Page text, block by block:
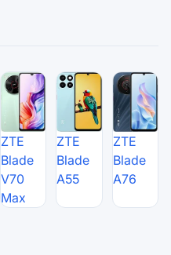
ZTE
Blade
V70
Max
ZTE
Blade
A55
ZTE
Blade
A76